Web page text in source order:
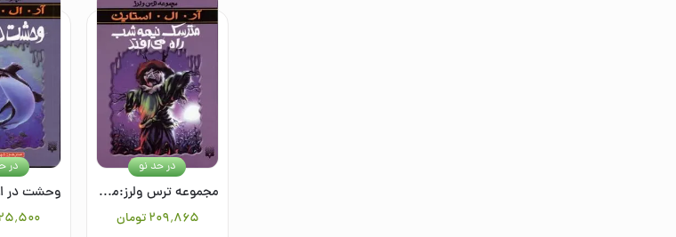
مجموعه ترس ولرز:مترسک نیمه‌شب راه می‌افتد
۲۰۹٬۸۶۵ تومان
در حد نو در